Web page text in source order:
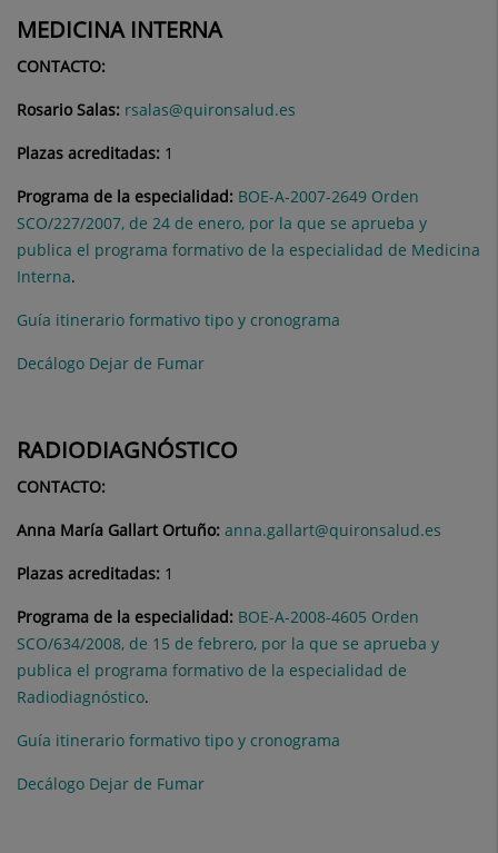
MEDICINA INTERNA
CONTACTO:
Rosario Salas: rsalas@quironsalud.es
Plazas acreditadas: 1
Programa de la especialidad: BOE-A-2007-2649 Orden
SCO/227/2007, de 24 de enero, por la que se aprueba y
publica el programa formativo de la especialidad de Medicina
Interna.
Guía itinerario formativo tipo y cronograma
Decálogo Dejar de Fumar
RADIODIAGNÓSTICO
CONTACTO:
Anna María Gallart Ortuño: anna.gallart@quironsalud.es
Plazas acreditadas: 1
Programa de la especialidad: BOE-A-2008-4605 Orden
SCO/634/2008, de 15 de febrero, por la que se aprueba y
publica el programa formativo de la especialidad de
Radiodiagnóstico.
Guía itinerario formativo tipo y cronograma
Decálogo Dejar de Fumar